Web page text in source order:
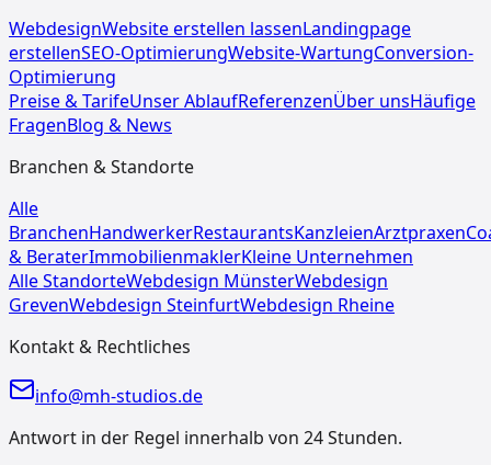
WebdesignWebsite erstellen lassenLandingpage
erstellenSEO-OptimierungWebsite-WartungConversion-
Optimierung
Preise & TarifeUnser AblaufReferenzenÜber unsHäufige
FragenBlog & News
Branchen & Standorte
Alle
BranchenHandwerkerRestaurantsKanzleienArztpraxen
& BeraterImmobilienmaklerKleine Unternehmen
Alle StandorteWebdesign MünsterWebdesign
GrevenWebdesign SteinfurtWebdesign Rheine
Kontakt & Rechtliches
info@mh-studios.de
Antwort in der Regel innerhalb von 24 Stunden.